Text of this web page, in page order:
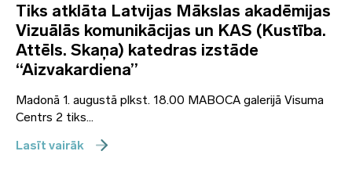
Tiks atklāta Latvijas Mākslas akadēmijas
Vizuālās komunikācijas un KAS (Kustība.
Attēls. Skaņa) katedras izstāde
“Aizvakardiena”
Madonā 1. augustā plkst. 18.00 MABOCA galerijā Visuma
Centrs 2 tiks...
Lasīt vairāk